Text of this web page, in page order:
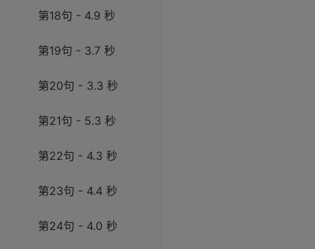
第18句 - 4.9 秒
第19句 - 3.7 秒
第20句 - 3.3 秒
第21句 - 5.3 秒
第22句 - 4.3 秒
第23句 - 4.4 秒
第24句 - 4.0 秒